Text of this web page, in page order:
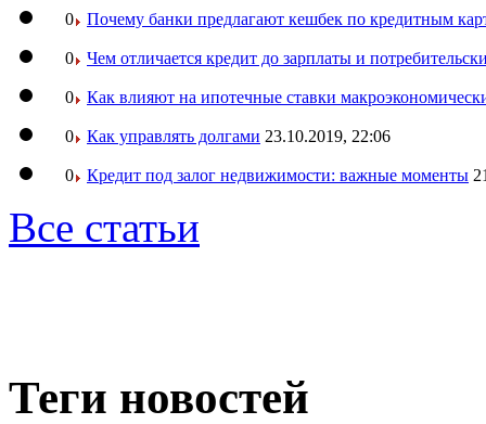
0 Почему банки предлагают кешбек по кредитным
0 Чем отличается кредит до зарплаты и
0 Как влияют на ипотечные ставки
0 Как управлять долгами 23.10.2019, 22:06
0 Кредит под залог недвижимости: важные моменты
Все статьи
Теги новостей